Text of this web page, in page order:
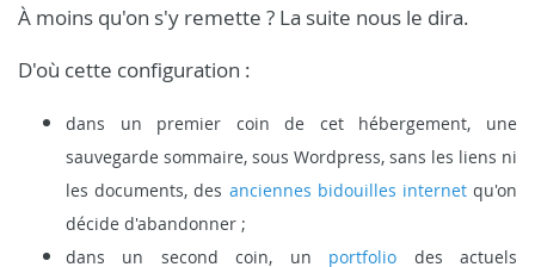
À moins qu'on s'y remette ? La suite nous le dira.
D'où cette configuration :
dans un premier coin de cet hébergement, une
sauvegarde sommaire, sous Wordpress, sans les liens ni
les documents, des anciennes bidouilles internetqu'on
décide d'abandonner ;
dans un second coin, un portfolio des actuels